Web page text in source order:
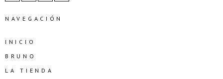
NAVEGACIÓN
INICIO
BRUNO
LA TIENDA